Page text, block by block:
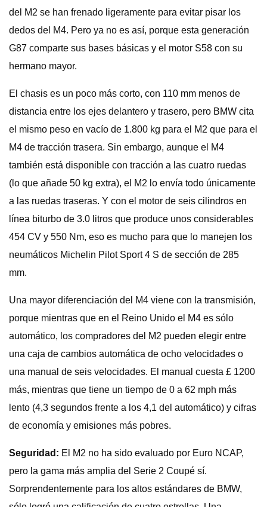
del M2 se han frenado ligeramente para evitar pisar los
dedos del M4. Pero ya no es así, porque esta generación
G87 comparte sus bases básicas y el motor S58 con su
hermano mayor.
El chasis es un poco más corto, con 110 mm menos de
distancia entre los ejes delantero y trasero, pero BMW cita
el mismo peso en vacío de 1.800 kg para el M2 que para el
M4 de tracción trasera. Sin embargo, aunque el M4
también está disponible con tracción a las cuatro ruedas
(lo que añade 50 kg extra), el M2 lo envía todo únicamente
a las ruedas traseras. Y con el motor de seis cilindros en
línea biturbo de 3.0 litros que produce unos considerables
454 CV y ​​550 Nm, eso es mucho para que lo manejen los
neumáticos Michelin Pilot Sport 4 S de sección de 285
mm.
Una mayor diferenciación del M4 viene con la transmisión,
porque mientras que en el Reino Unido el M4 es sólo
automático, los compradores del M2 pueden elegir entre
una caja de cambios automática de ocho velocidades o
una manual de seis velocidades. El manual cuesta £ 1200
más, mientras que tiene un tiempo de 0 a 62 mph más
lento (4,3 segundos frente a los 4,1 del automático) y cifras
de economía y emisiones más pobres.
Seguridad: El M2 no ha sido evaluado por Euro NCAP,
pero la gama más amplia del Serie 2 Coupé sí.
Sorprendentemente para los altos estándares de BMW,